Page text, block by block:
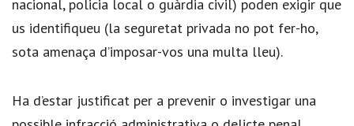
nacional, policia local o guàrdia civil) poden exigir que
us identifiqueu (la seguretat privada no pot fer-ho,
sota amenaça d’imposar-vos una multa lleu).
Ha d’estar justificat per a prevenir o investigar una